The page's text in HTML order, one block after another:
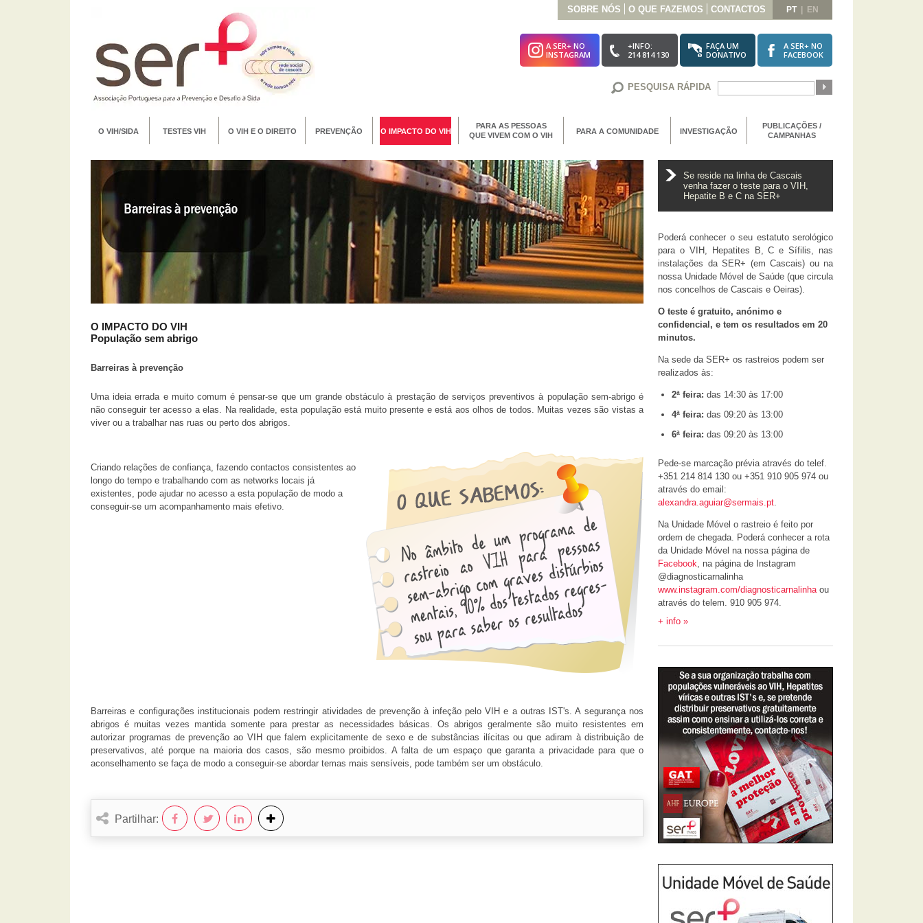
PT| EN
SOBRE NÓS O QUE FAZEMOS CONTACTOS
A SER+ NO
INSTAGRAM
+INFO:
214 814 130
FAÇA UM
DONATIVO
A SER+ NO
FACEBOOK
PESQUISA RÁPIDA
O VIH/SIDA TESTES VIH O VIH E O DIREITO PREVENÇÃO O IMPACTO DO VIH
PARA AS PESSOAS
QUE VIVEM COM O VIH
PARA A COMUNIDADE INVESTIGAÇÃO
PUBLICAÇÕES /
CAMPANHAS
O IMPACTO DO VIH
População sem abrigo
Barreiras à prevenção
Uma ideia errada e muito comum é pensar-se que um grande obstáculo à prestação de serviços preventivos à população sem-abrigo é
não conseguir ter acesso a elas. Na realidade, esta população está muito presente e está aos olhos de todos. Muitas vezes são vistas a
viver ou a trabalhar nas ruas ou perto dos abrigos.
Criando relações de confiança, fazendo contactos consistentes ao
longo do tempo e trabalhando com as networks locais já
existentes, pode ajudar no acesso a esta população de modo a
conseguir-se um acompanhamento mais efetivo.
Barreiras e configurações institucionais podem restringir atividades de prevenção à infeção pelo VIH e a outras IST's. A segurança nos
abrigos é muitas vezes mantida somente para prestar as necessidades básicas. Os abrigos geralmente são muito resistentes em
autorizar programas de prevenção ao VIH que falem explicitamente de sexo e de substâncias ilícitas ou que adiram à distribuição de
preservativos, até porque na maioria dos casos, são mesmo proibidos. A falta de um espaço que garanta a privacidade para que o
aconselhamento se faça de modo a conseguir-se abordar temas mais sensíveis, pode também ser um obstáculo.
Partilhar:
Se reside na linha de Cascais
venha fazer o teste para o VIH,
Hepatite B e C na SER+
Poderá conhecer o seu estatuto serológico
para o VIH, Hepatites B, C e Sífilis, nas
instalações da SER+ (em Cascais) ou na
nossa Unidade Móvel de Saúde (que circula
nos concelhos de Cascais e Oeiras).
O teste é gratuito, anónimo e
confidencial, e tem os resultados em 20
minutos.
Na sede da SER+ os rastreios podem ser
realizados às:
2ª feira: das 14:30 às 17:00
4ª feira: das 09:20 às 13:00
6ª feira: das 09:20 às 13:00
Pede-se marcação prévia através do telef.
+351 214 814 130 ou +351 910 905 974 ou
através do email:
alexandra.aguiar@sermais.pt.
Na Unidade Móvel o rastreio é feito por
ordem de chegada. Poderá conhecer a rota
da Unidade Móvel na nossa página de
Facebook, na página de Instagram
@diagnosticarnalinha
www.instagram.com/diagnosticarnalinhaou
através do telem. 910 905 974.
+ info »